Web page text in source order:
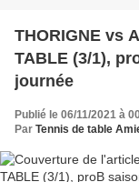
THORIGNE vs
TABLE (3/1),
journée
Publié le 06/11/2021 à
Par Tennis de table